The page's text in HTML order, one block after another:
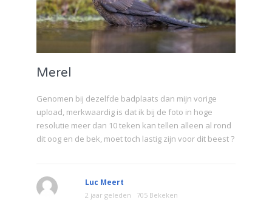
Merel
Genomen bij dezelfde badplaats dan mijn vorige
upload, merkwaardig is dat ik bij de foto in hoge
resolutie meer dan 10 teken kan tellen alleen al rond
dit oog en de bek, moet toch lastig zijn voor dit beest ?
Luc Meert
2 jaar geleden 705 Bekeken